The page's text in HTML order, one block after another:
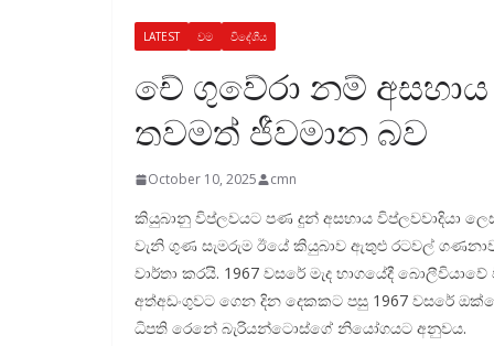
LATEST වම විදේශීය
චේ ගුවේරා නම්
තවමත් ජීවමාන බව
October 10, 2025 cmn
කියු­බානු විප්ල­ව­යට පණ දුන් අස­හාය විප්ලව­වා­දියා
වැනි ගුණ සැම­රුම ඊයේ කියු­බාව ඇතුළු රට­වල්
වාර්තා කරයි. 1967 වසරේ මැද භාග­යේදී
අත්අ­ඩං­ගු­වට ගෙන දින දෙක­කට පසු 1967 වසරේ
ධි­පති රෙනේ බැරි­ය­න්ටොස්ගේ නියෝ­ග­යට අනු­වය.